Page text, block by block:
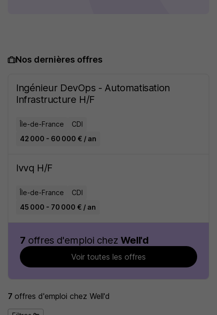
Nos dernières offres
Ingénieur DevOps - Automatisation
Infrastructure H/F
Île-de-France
CDI
42 000 - 60 000 € / an
Ivvq H/F
Île-de-France
CDI
45 000 - 70 000 € / an
7 offres d'emploi chez Well'd
Voir toutes les offres
7 offres d'emploi chez Well'd